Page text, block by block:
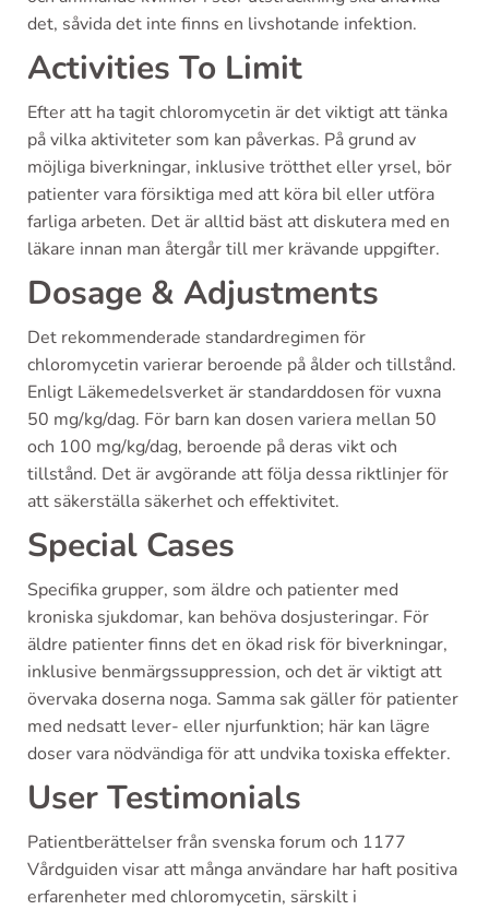
det, såvida det inte finns en livshotande infektion.
Activities To Limit
Efter att ha tagit chloromycetin är det viktigt att tänka
på vilka aktiviteter som kan påverkas. På grund av
möjliga biverkningar, inklusive trötthet eller yrsel, bör
patienter vara försiktiga med att köra bil eller utföra
farliga arbeten. Det är alltid bäst att diskutera med en
läkare innan man återgår till mer krävande uppgifter.
Dosage & Adjustments
Det rekommenderade standardregimen för
chloromycetin varierar beroende på ålder och tillstånd.
Enligt Läkemedelsverket är standarddosen för vuxna
50 mg/kg/dag. För barn kan dosen variera mellan 50
och 100 mg/kg/dag, beroende på deras vikt och
tillstånd. Det är avgörande att följa dessa riktlinjer för
att säkerställa säkerhet och effektivitet.
Special Cases
Specifika grupper, som äldre och patienter med
kroniska sjukdomar, kan behöva dosjusteringar. För
äldre patienter finns det en ökad risk för biverkningar,
inklusive benmärgssuppression, och det är viktigt att
övervaka doserna noga. Samma sak gäller för patienter
med nedsatt lever- eller njurfunktion; här kan lägre
doser vara nödvändiga för att undvika toxiska effekter.
User Testimonials
Patientberättelser från svenska forum och 1177
Vårdguiden visar att många användare har haft positiva
erfarenheter med chloromycetin, särskilt i